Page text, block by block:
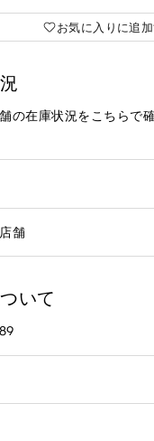
お気に入りに追
の在庫状況をこちらで
舗
いて